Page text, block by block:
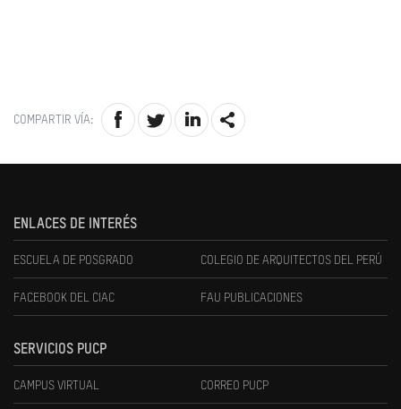
COMPARTIR VÍA:
ENLACES DE INTERÉS
ESCUELA DE POSGRADO COLEGIO DE ARQUITECTOS DEL PERÚ
FACEBOOK DEL CIAC FAU PUBLICACIONES
SERVICIOS PUCP
CAMPUS VIRTUAL CORREO PUCP